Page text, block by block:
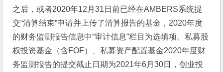
之后，或者2020年12月31日前已经在AMBERS系统提
交“清算结束”申请并上传了清算报告的基金，2020年度
的财务监测报告信息中“审计信息”栏目为选填项。私募股
权投资基金（含FOF）、私募资产配置基金2020年度财
务监测报告的提交截止日期为2021年6月30日，创业投